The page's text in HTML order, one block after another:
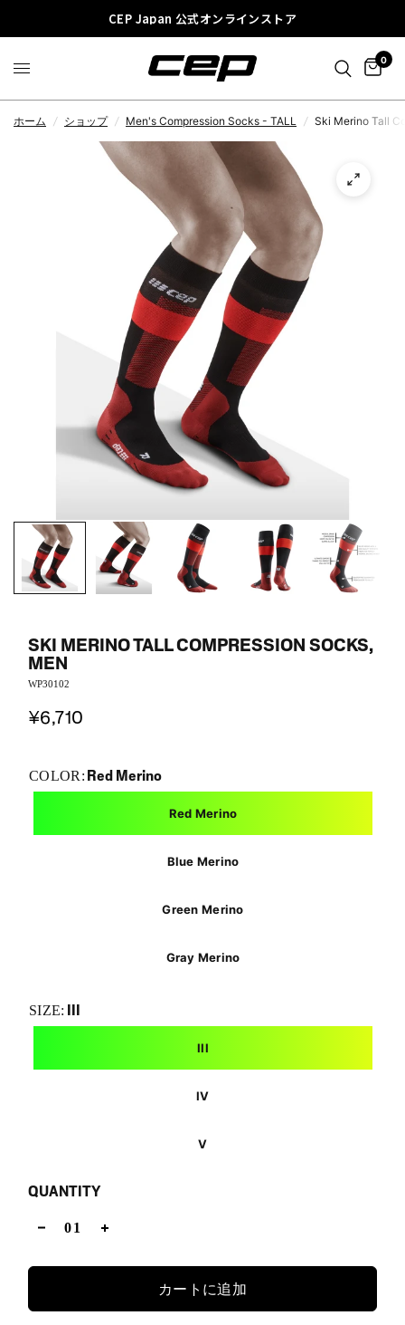
CEP Japan 公式オンラインストア
0
ホーム / ショップ / Men's Compression Socks - TALL / Ski Merino Tall
SKI MERINO TALL COMPRESSION SOCKS,
MEN
WP30102
¥6,710
COLOR: Red Merino
Red Merino
Blue Merino
Green Merino
Gray Merino
SIZE: III
III
IV
V
QUANTITY
カートに追加